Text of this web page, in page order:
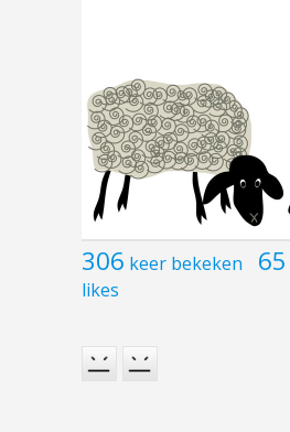
306 keer bekeken 65
likes